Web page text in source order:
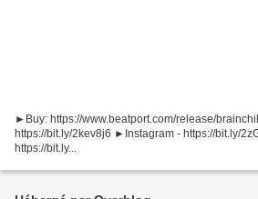
►Buy: https://www.beatport.com/release/
https://bit.ly/2kev8j6 ►Instagram - https://bit.ly/
https://bit.ly...